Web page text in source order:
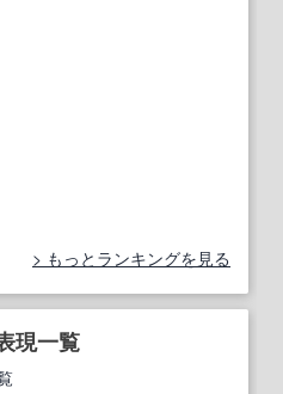
もっとランキングを見る
現一覧